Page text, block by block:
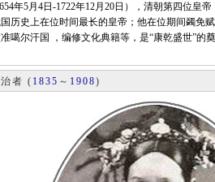
5月4日-1722年12月20日），清朝第四位皇
历史上在位时间最长的皇帝；他在位期间蠲免
噶尔汗国 ，编修文化典籍等，是“康乾盛世”的
者 ( 1835 ～ 1908)